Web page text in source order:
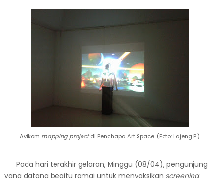
Avikom mapping projectdi Pendhapa Art Space. (Foto: Lajeng P.)
Pada hari terakhir gelaran, Minggu (08/04), pengunjung
yang datang begitu ramai untuk menyaksikan screening